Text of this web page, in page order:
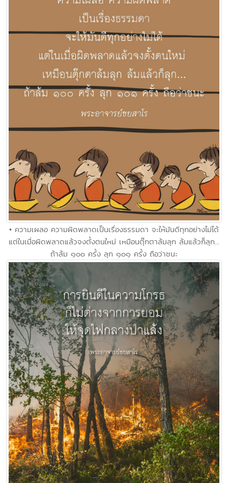
• ความเผลอ ความผิดพลาดเป็นเรื่องธรรมดา จะให้มันดีทุกอย่างไม่ได้
แต่ในเมื่อผิดพลาดแล้วจงตั้งตนใหม่ เหมือนตุ๊กตาล้มลุก ล้มแล้วก็ลุก...
ถ้าล้ม ๑๐๐ ครั้ง ลุก ๑๐๑ ครั้ง ถือว่าชนะ